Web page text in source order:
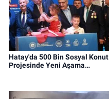
Hatay'da 500 Bin Sosyal Konut
Projesinde Yeni Aşama…